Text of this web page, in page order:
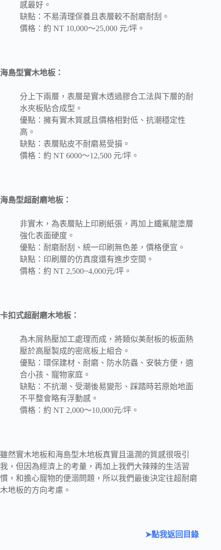
感最好。
缺點：不易清理保養且表層較不耐磨耐刮。
價格：約 NT 10,000～25,000 元/坪。
海島型實木地板：
分上下兩層，表層是實木透過膠合工法與下層的耐
水夾板貼合成型。
優點：擁有實木質感且價格相對低、抗潮穩定性
高。
缺點：表層貼皮不耐磨易受損。
價格：約 NT 6000～12,500 元/坪。
海島型超耐磨地板：
非實木，為表層貼上印刷紙張，再加上鐵氟龍塗層
強化表面硬度。
優點：耐磨耐刮、統一印刷無色差，價格便宜。
缺點：印刷層的仿真度還有進步空間。
價格：約 NT 2,500~4,000元/坪。
卡扣式超耐磨木地板：
為木屑熱壓加工處理而成，將類似美耐板的板面熱
壓於高壓製成的密底板上組合。
優點：環保建材、耐磨、防水防蟲、安裝方便，適
合小孩、寵物家庭。
缺點：不抗潮、受潮後易變形、踩踏時若原始地面
不平整會略有浮動感。
價格：約 NT 2,000～10,000元/坪。
雖然實木地板和海島型木地板真實且溫潤的質感很吸引
我，但因為經濟上的考量，再加上我們大辣辣的生活習
慣，和擔心寵物的便溺問題，所以我們最後決定往超耐磨
木地板的方向考慮。
➤點我返回目錄